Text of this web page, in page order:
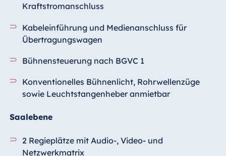
Kraftstromanschluss
Kabeleinführung und Medienanschluss für
Übertragungswagen
Bühnensteuerung nach BGVC 1
Konventionelles Bühnenlicht, Rohrwellenzüge
sowie Leuchtstangenheber anmietbar
Saalebene
2 Regieplätze mit Audio-, Video- und
Netzwerkmatrix